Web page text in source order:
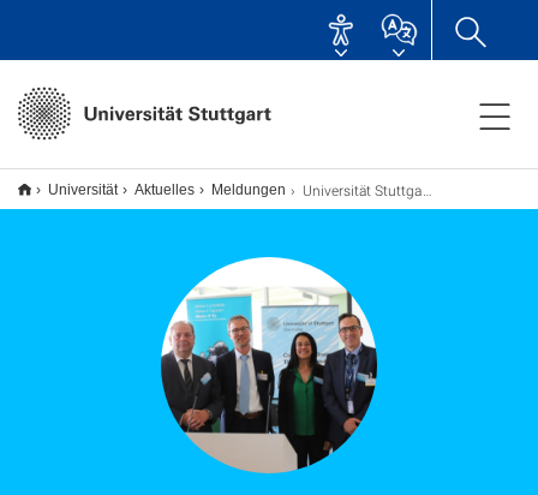
Universität Aktuelles Meldungen Universität Stuttgart und Airbus vereinbaren Partnerschaft